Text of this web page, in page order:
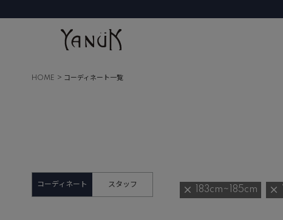
HOME コーディネート一覧
コーディネート スタッフ
183cm~185cm